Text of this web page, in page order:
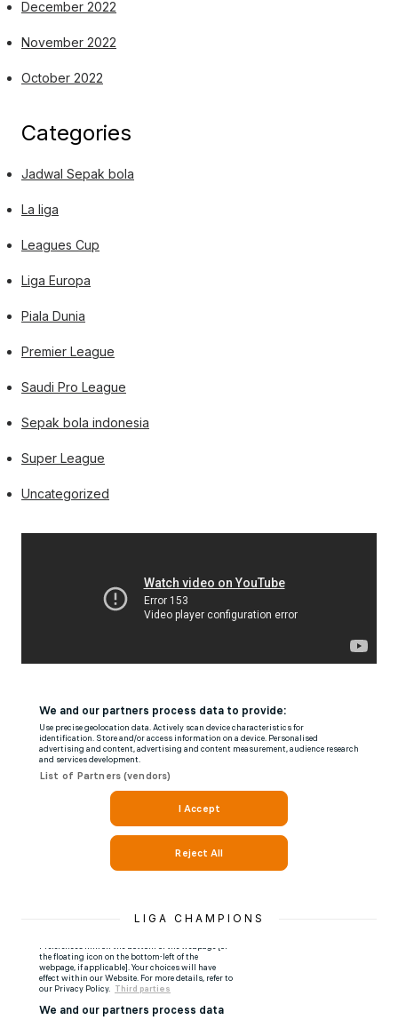
December 2022
November 2022
October 2022
Categories
Jadwal Sepak bola
La liga
Leagues Cup
Liga Europa
Piala Dunia
Premier League
Saudi Pro League
Sepak bola indonesia
Super League
Uncategorized
LIGA CHAMPIONS